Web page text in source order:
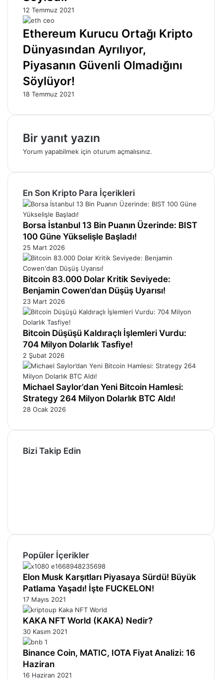
12 Temmuz 2021
Ethereum Kurucu Ortağı Kripto
Dünyasından Ayrılıyor,
Piyasanın Güvenli Olmadığını
Söylüyor!
18 Temmuz 2021
Bir yanıt yazın
Yorum yapabilmek için oturum açmalısınız.
En Son Kripto Para İçerikleri
Borsa İstanbul 13 Bin Puanın Üzerinde: BIST
100 Güne Yükselişle Başladı!
25 Mart 2026
Bitcoin 83.000 Dolar Kritik Seviyede:
Benjamin Cowen’dan Düşüş Uyarısı!
23 Mart 2026
Bitcoin Düşüşü Kaldıraçlı İşlemleri Vurdu:
704 Milyon Dolarlık Tasfiye!
2 Şubat 2026
Michael Saylor’dan Yeni Bitcoin Hamlesi:
Strategy 264 Milyon Dolarlık BTC Aldı!
28 Ocak 2026
Bizi Takip Edin
Popüler İçerikler
Elon Musk Karşıtları Piyasaya Sürdü! Büyük
Patlama Yaşadı! İşte FUCKELON!
17 Mayıs 2021
KAKA NFT World (KAKA) Nedir?
30 Kasım 2021
Binance Coin, MATIC, IOTA Fiyat Analizi: 16
Haziran
16 Haziran 2021